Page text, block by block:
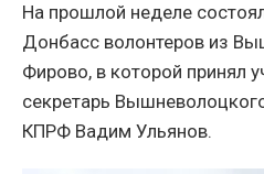
На прошлой неделе
Донбасс волонтеров из
Фирово, в которой принял
секретарь
КПРФ Вадим Ульянов.